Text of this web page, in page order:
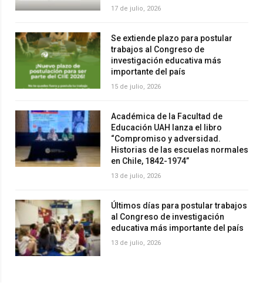
17 de julio, 2026
Se extiende plazo para postular
trabajos al Congreso de
investigación educativa más
importante del país
15 de julio, 2026
Académica de la Facultad de
Educación UAH lanza el libro
“Compromiso y adversidad.
Historias de las escuelas normales
en Chile, 1842-1974”
13 de julio, 2026
Últimos días para postular trabajos
al Congreso de investigación
educativa más importante del país
13 de julio, 2026